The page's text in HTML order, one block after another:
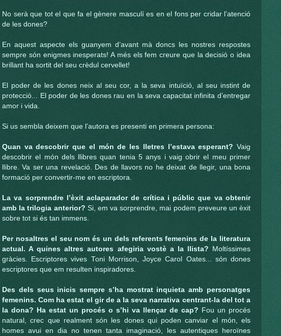
No serà que tot el que fa el gènere masculí es en el fons per cridar l’atenció
de les dones?
En aquest aspecte els guanyem d’avant mà doncs les nostres respostes
sempre són enigmes inesperats! A més els fem creure que la decisió o idea
brillant ha sortit del seu crèdul cervellet!
El poder de les dones neix al seu cor, a la seva intuïció, al seu instint de
protecció... El poder de les dones rau en la seva capacitat infinita d’entregar
amor i vida.
Si us sembla deixem que l’autora es presenti en primera persona:
Quan va descobrir que el món de les lletres l’estava esperant? Vaig
descobrir el món dels llibres quan tenia 5 anys i vaig obrir el meu primer
llibre. Va ser una revelació. Des de llavors no he deixat de llegir, una bona
formació per convertir-me en escriptora.
La va sorprendre l’èxit aclaparador de crítica i públic que va obtenir
amb la trilogia anterior? Si, em va sorprendre, mai podem preveure un èxit
sobre tot si és tan immens.
Per nosaltres el seu nom és un dels referents femenins de la literatura
actual. A quines altres autores afegiria vostè a la llista?
Moltíssimes
gràcies. Escriptores vives Toni Morrison, Joyce Carol Oates... són dones
escriptores que em resulten inspiradores.
Des dels seus inicis sempre s’ha mostrat inquieta amb personatges
femenins. Com ha estat el gir de a la seva narrativa centrant-la del tot a
la dona? Ha estat un procés o s’hi va llençar de cap? Fou un procés
natural, crec que realment són les dones qui poden canviar el món, els
homes avui en dia no tenen tanta imaginació, les autentiques heroïnes